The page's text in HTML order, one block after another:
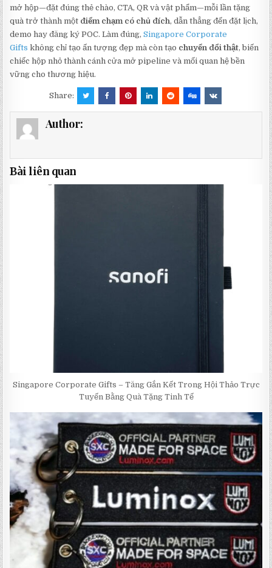
mở hộp—đặt đúng thẻ chào, CTA, QR và vật phẩm—mỗi lần tặng
quà trở thành một điểm chạm có chủ đích, dẫn thẳng đến đặt lịch,
demo hay đăng ký POC. Làm đúng,Singapore Corporate
Gifts không chỉ tạo ấn tượng đẹp mà còn tạo chuyển đổi thật, biến
chiếc hộp nhỏ thành cánh cửa mở pipeline và mối quan hệ bền
vững cho thương hiệu.
Share:
Author:
Bài liên quan
Singapore Corporate Gifts – Tăng Gắn Kết Trong Hội Thảo Trực
Tuyến Bằng Quà Tặng Tinh Tế